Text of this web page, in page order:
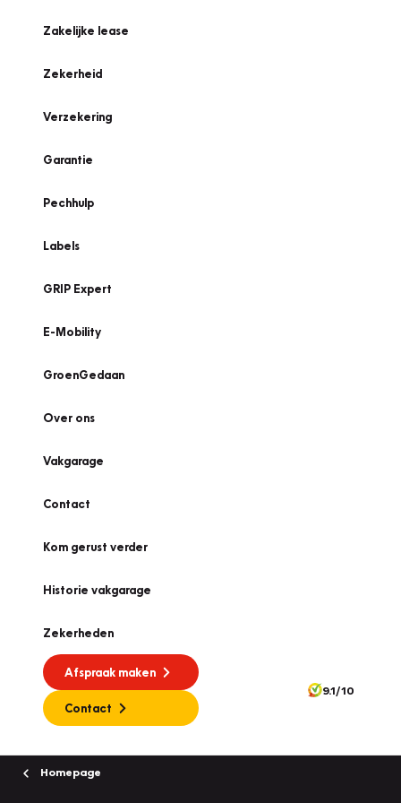
Zakelijke lease
Zekerheid
Verzekering
Garantie
Pechhulp
Labels
GRIP Expert
E-Mobility
GroenGedaan
Over ons
Vakgarage
Contact
Kom gerust verder
Historie vakgarage
Zekerheden
Afspraak maken
Contact
9.1/10
Homepage